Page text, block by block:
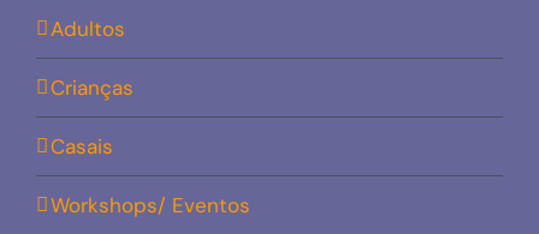
Adultos
Crianças
Casais
Workshops/ Eventos